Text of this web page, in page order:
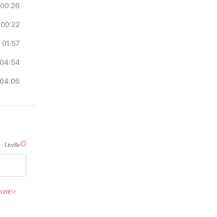
00:26
00:22
01:57
04:54
04:06